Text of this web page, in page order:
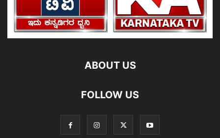
ABOUT US
FOLLOW US